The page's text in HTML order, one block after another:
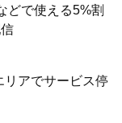
どで使える5%割
リアでサービス停